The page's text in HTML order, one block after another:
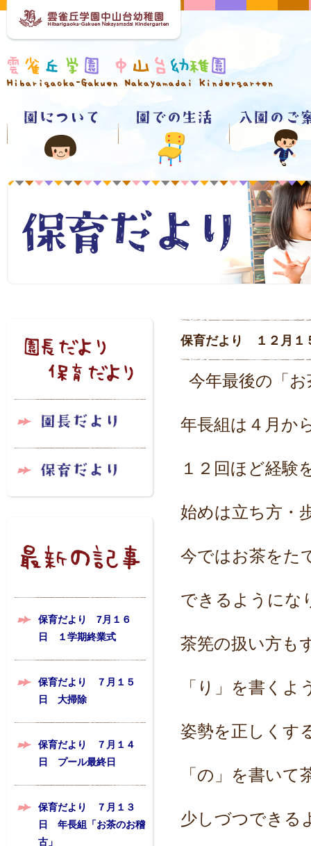
保育だより 7月１６
日 １学期終業式
保育だより ７月１５
日 大掃除
保育だより ７月１４
日 プール最終日
保育だより ７月１３
日 年長組「お茶のお稽
古」
保育だより １２月
今年最後の「
年長組は４月か
１２回ほど経験
始めは立ち方・
今ではお茶をた
できるようにな
茶筅の扱い方も
「り」を書く
姿勢を正しくす
「の」を書い
少しづつできる